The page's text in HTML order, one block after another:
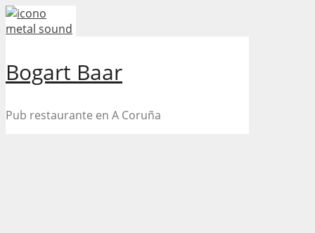
Skip
to
Bogart Baar
Pub restaurante en A Coruña